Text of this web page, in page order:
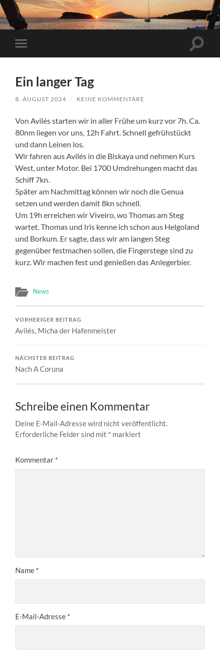
Mobile-
Menü
Ein langer Tag
8. AUGUST 2024 / KEINE KOMMENTARE
Von Avilés starten wir in aller Frühe um kurz vor 7h. Ca.
80nm liegen vor uns, 12h Fahrt. Schnell gefrühstückt
und dann Leinen los.
Wir fahren aus Avilés in die Biskaya und nehmen Kurs
West, unter Motor. Bei 1700 Umdrehungen macht das
Schiff 7kn.
Später am Nachmittag können wir noch die Genua
setzen und werden damit 8kn schnell.
Um 19h erreichen wir Viveiro, wo Thomas am Steg
wartet. Thomas und Iris kenne ich schon aus Helgoland
und Borkum. Er sagte, dass wir am langen Steg
gegenüber festmachen sollen, die Fingerstege sind zu
kurz. Wir machen fest und genießen das Anlegerbier.
News
VORHERIGER BEITRAG
Avilés, Micha der Hafenmeister
NÄCHSTER BEITRAG
Nach A Coruna
Schreibe einen Kommentar
Deine E-Mail-Adresse wird nicht veröffentlicht.
Erforderliche Felder sind mit * markiert
Kommentar *
Name *
E-Mail-Adresse *